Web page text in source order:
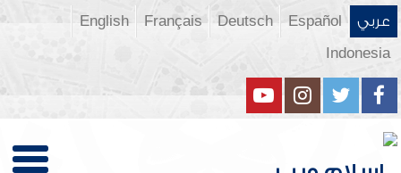
عربي Español
Deutsch
Français
English
Indonesia